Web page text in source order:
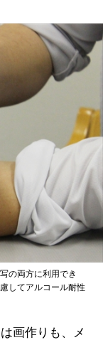
の両方に利用でき
してアルコール耐性
画作りも、メ